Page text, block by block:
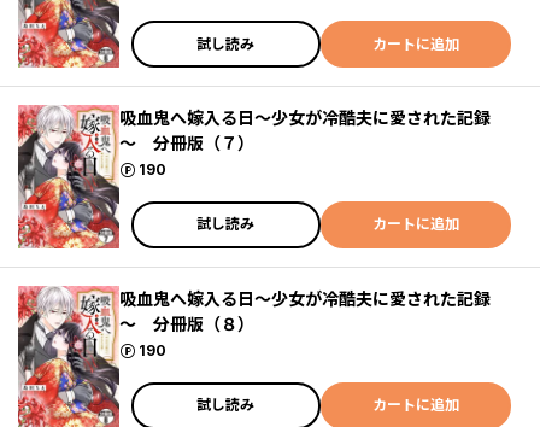
試し読み カートに追加
吸血鬼へ嫁入る日～少女が冷酷夫に愛された記録
～ 分冊版（７）
190
ポイント
試し読み カートに追加
吸血鬼へ嫁入る日～少女が冷酷夫に愛された記録
～ 分冊版（８）
190
ポイント
試し読み カートに追加